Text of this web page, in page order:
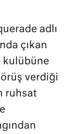
adlı
çıkan
kulübüne
verdiği
ruhsat